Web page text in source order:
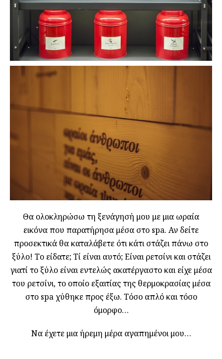
Θα ολοκληρώσω τη ξενάγησή μου με μια ωραία
εικόνα που παρατήρησα μέσα στο spa. Αν δείτε
προσεκτικά θα καταλάβετε ότι κάτι στάζει πάνω στο
ξύλο! Το είδατε; Τί είναι αυτό; Είναι ρετσίνι και στάζει
γιατί το ξύλο είναι εντελώς ακατέργαστο και είχε μέσα
του ρετσίνι, το οποίο εξαιτίας της θερμοκρασίας μέσα
στο spa χύθηκε προς έξω. Τόσο απλό και τόσο
όμορφο…
Να έχετε μια ήρεμη μέρα αγαπημένοι μου…